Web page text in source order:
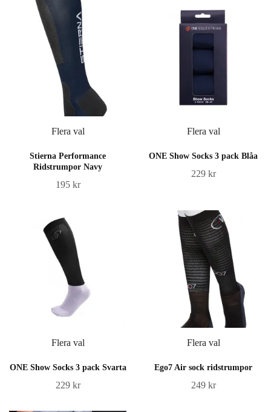
Flera val
Stierna Performance
Ridstrumpor Navy
195 kr
Flera val
ONE Show Socks 3 pack Blåa
229 kr
Flera val
ONE Show Socks 3 pack Svarta
229 kr
Flera val
Ego7 Air sock ridstrumpor
249 kr